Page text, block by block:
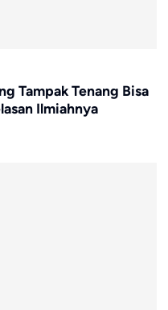
Tampak Tenang Bisa
Ilmiahnya